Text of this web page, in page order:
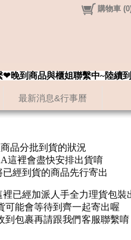
最新消息&行事曆
購物車 (0
晚到商品與櫃姐聯繫中~陸續